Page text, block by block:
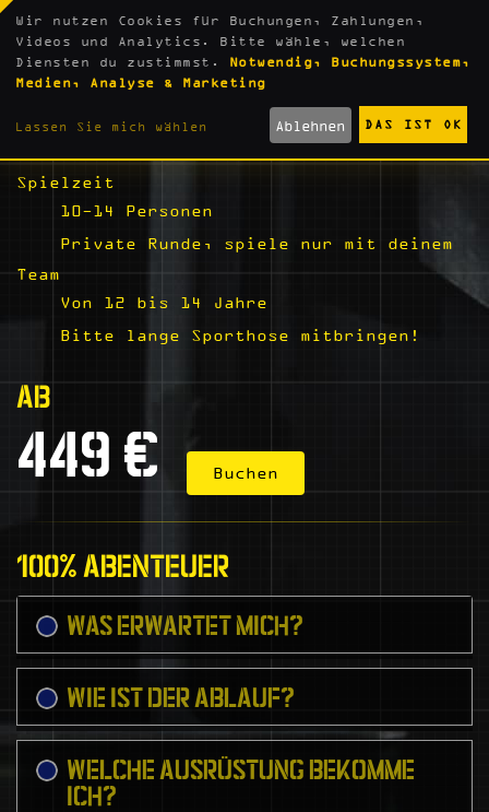
TFT-ORIGINAL- STYLE
100% ABENTEUER
WAS ERWARTET MICH?
WIE IST DER ABLAUF?
WELCHE AUSRÜSTUNG BEKOMME
ICH?
Spielzeit
10-14 Personen
Private Runde, spiele nur mit deinem
Team
Von 12 bis 14 Jahre
Bitte lange Sporthose mitbringen!
AB
449 € Buchen
Wir nutzen Cookies für Buchungen, Zahlungen,
Videos und Analytics. Bitte wähle, welchen
Diensten du zustimmst.
Notwendig, Buchungssystem,
Medien, Analyse & Marketing
Lassen Sie mich wählen Ablehnen DAS IST OK